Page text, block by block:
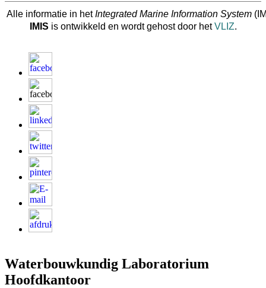
Alle informatie in hetIntegrated Marine Information System
IMIS is ontwikkeld en wordt gehost door hetVLIZ.
Waterbouwkundig Laboratorium
Hoofdkantoor